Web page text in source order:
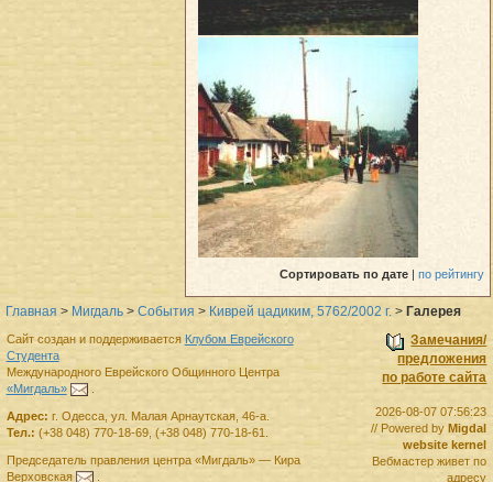
Сортировать по дате | по рейтингу
Главная > Мигдаль > События > Киврей цадиким, 5762/2002 г. > Галерея
Замечания/
предложения
по работе сайта
2026-08-07 07:56:23
// Powered by Migdal
website kernel
Вебмастер живет по
адресу
Сайт создан и поддерживается Клубом Еврейского
Студента
Международного Еврейского Общинного Центра
«Мигдаль»
Адрес: г. Одесса, ул. Малая Арнаутская, 46-а.
Тел.: (+38 048) 770-18-69, (+38 048) 770-18-61
Председатель правленияцентра «Мигдаль»— Кира
Верховская